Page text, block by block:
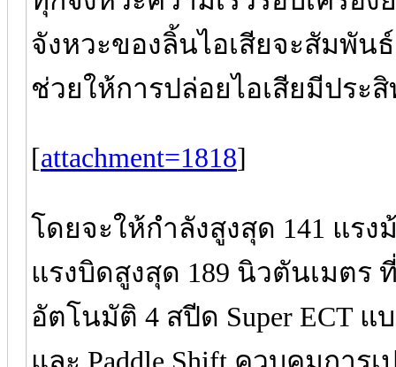
จังหวะของลิ้นไอเสียจะสัมพัน
ช่วยให้การปล่อยไอเสียมีประ
[attachment=1818]
โดยจะให้กำลังสูงสุด 141 แร
แรงบิดสูงสุด 189 นิวตันเมตร
อัตโนมัติ 4 สปีด Super ECT แ